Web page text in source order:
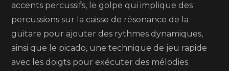
accents percussifs, le golpe qui implique des
percussions sur la caisse de résonance de la
guitare pour ajouter des rythmes dynamiques,
ainsi que le picado, une technique de jeu rapide
avec les doigts pour exécuter des mélodies